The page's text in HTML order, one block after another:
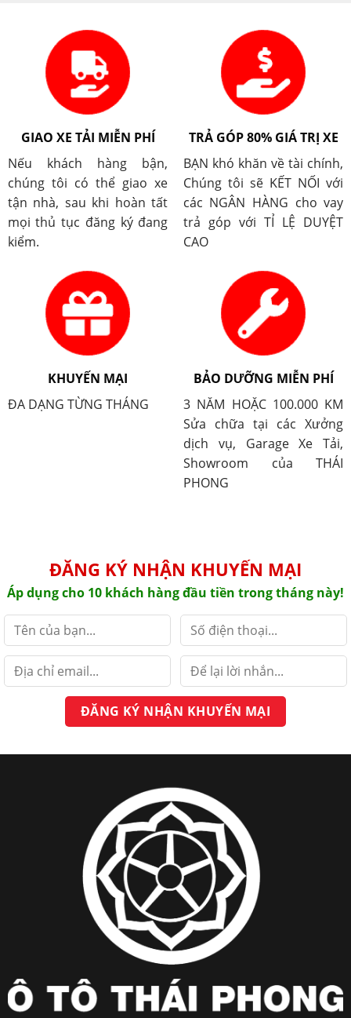
GIAO XE TẢI MIỄN PHÍ
Nếu khách hàng bận,
chúng tôi có thể giao xe
tận nhà, sau khi hoàn tất
mọi thủ tục đăng ký đang
kiểm.
TRẢ GÓP 80% GIÁ TRỊ XE
BẠN khó khăn về tài chính,
Chúng tôi sẽ KẾT NỐI với
các NGÂN HÀNG cho vay
trả góp với TỈ LỆ DUYỆT
CAO
KHUYẾN MẠI
ĐA DẠNG TỪNG THÁNG
BẢO DƯỠNG MIỄN PHÍ
3 NĂM HOẶC 100.000 KM
Sửa chữa tại các Xưởng
dịch vụ, Garage Xe Tải,
Showroom của THÁI
PHONG
ĐĂNG KÝ NHẬN KHUYẾN MẠI
Áp dụng cho 10 khách hàng đầu tiền trong tháng này!